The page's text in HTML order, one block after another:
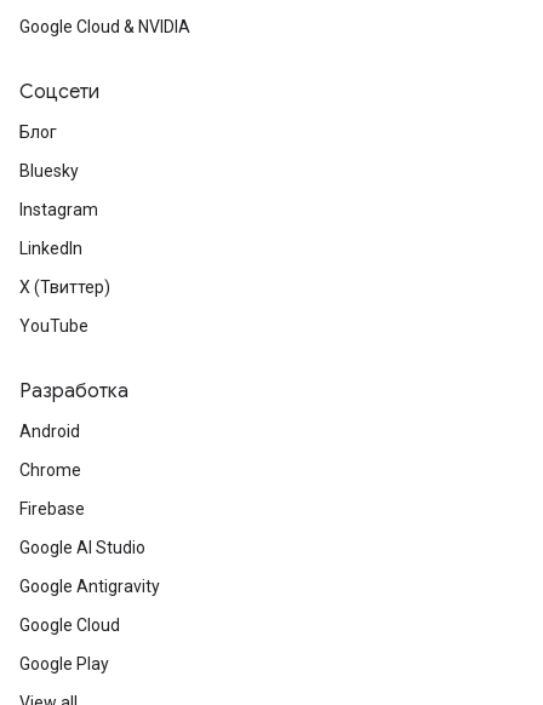
Google Cloud & NVIDIA
Соцсети
Блог
Bluesky
Instagram
LinkedIn
X (Твиттер)
YouTube
Разработка
Android
Chrome
Firebase
Google AI Studio
Google Antigravity
Google Cloud
Google Play